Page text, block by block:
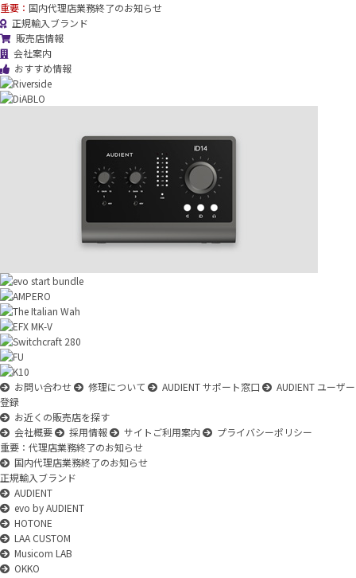
重要： 国内代理店業務終了のお知らせ
正規輸入ブランド
販売店情報
会社案内
おすすめ情報
お問い合わせ 修理について AUDIENT サポート窓口
AUDIENT ユーザー
登録
お近くの販売店を探す
会社概要
採用情報 サイトご利用案内
プライバシーポリシー
重要：代理店業務終了のお知らせ
国内代理店業務終了のお知らせ
正規輸入ブランド
AUDIENT
evo by AUDIENT
HOTONE
LAA CUSTOM
Musicom LAB
OKKO